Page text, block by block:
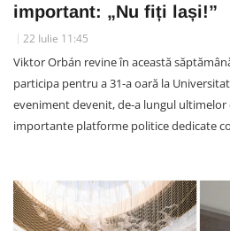
important: „Nu fiți lași!”
22 Iulie 11:45
Viktor Orbán revine în această
participa pentru a 31-a oară la
eveniment devenit, de-a lungul ultimelor
importante platforme politice dedicate